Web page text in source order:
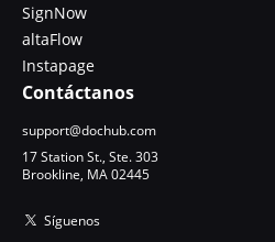
SignNow
altaFlow
Instapage
Contáctanos
support@dochub.com
17 Station St., Ste. 303
Brookline, MA 02445
Síguenos